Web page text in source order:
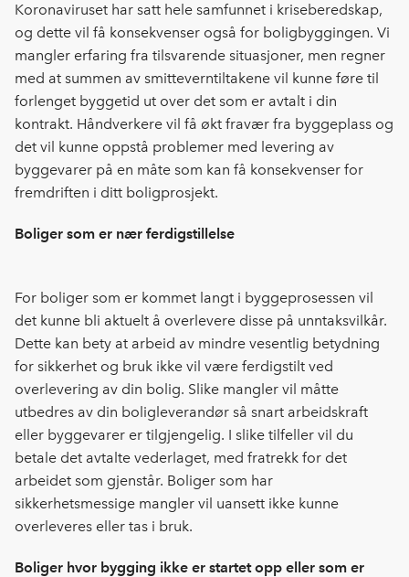
Koronaviruset har satt hele samfunnet i kriseberedskap,
og dette vil få konsekvenser også for boligbyggingen. Vi
mangler erfaring fra tilsvarende situasjoner, men regner
med at summen av smitteverntiltakene vil kunne føre til
forlenget byggetid ut over det som er avtalt i din
kontrakt. Håndverkere vil få økt fravær fra byggeplass og
det vil kunne oppstå problemer med levering av
byggevarer på en måte som kan få konsekvenser for
fremdriften i ditt boligprosjekt.
Boliger som er nær ferdigstillelse
For boliger som er kommet langt i byggeprosessen vil
det kunne bli aktuelt å overlevere disse på unntaksvilkår.
Dette kan bety at arbeid av mindre vesentlig betydning
for sikkerhet og bruk ikke vil være ferdigstilt ved
overlevering av din bolig. Slike mangler vil måtte
utbedres av din boligleverandør så snart arbeidskraft
eller byggevarer er tilgjengelig. I slike tilfeller vil du
betale det avtalte vederlaget, med fratrekk for det
arbeidet som gjenstår. Boliger som har
sikkerhetsmessige mangler vil uansett ikke kunne
overleveres eller tas i bruk.
Boliger hvor bygging ikke er startet opp eller som er